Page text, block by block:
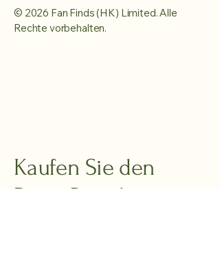
© 2026 Fan Finds (HK) Limited. Alle
Rechte vorbehalten.
Kaufen Sie den
Drop. Bewahren